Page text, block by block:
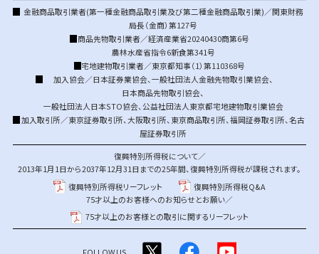
金融商品取引業者(第一種金融商品取引業及び第二種金融商品取引業)／関東財務
局長（金商）第127号
商品先物取引業者／経済産業省20240430商第6号
農林水産省指令6新食第341号
宅地建物取引業者／東京都知事（1）第110368号
加入協会／日本証券業協会、 一般社団法人金融先物取引業協会、
日本商品先物取引協会、
一般社団法人日本STO協会、 公益社団法人東京都宅地建物取引業協会
加入取引所／東京証券取引所、大阪取引所、 東京商品取引所、福岡証券取引所、名古
屋証券取引所
復興特別所得税について／
2013年1月1日から2037年12月31日までの25年間、復興特別所得税が課税されます。
復興特別所得税リーフレット
復興特別所得税Q&A
75才以上のお客様へのお知らせとお願い／
75才以上のお客様との取引に関するリーフレット